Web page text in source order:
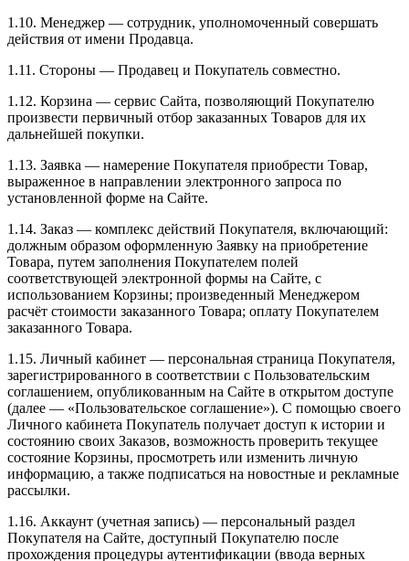
1.10. Менеджер — сотрудник, уполномоченный совершать
действия от имени Продавца.
1.11. Стороны — Продавец и Покупатель совместно.
1.12. Корзина — сервис Сайта, позволяющий Покупателю
произвести первичный отбор заказанных Товаров для их
дальнейшей покупки.
1.13. Заявка — намерение Покупателя приобрести Товар,
выраженное в направлении электронного запроса по
установленной форме на Сайте.
1.14. Заказ — комплекс действий Покупателя, включающий:
должным образом оформленную Заявку на приобретение
Товара, путем заполнения Покупателем полей
соответствующей электронной формы на Сайте, с
использованием Корзины; произведенный Менеджером
расчёт стоимости заказанного Товара; оплату Покупателем
заказанного Товара.
1.15. Личный кабинет — персональная страница Покупателя,
зарегистрированного в соответствии с Пользовательским
соглашением, опубликованным на Сайте в открытом доступе
(далее — «Пользовательское соглашение»). С помощью своего
Личного кабинета Покупатель получает доступ к истории и
состоянию своих Заказов, возможность проверить текущее
состояние Корзины, просмотреть или изменить личную
информацию, а также подписаться на новостные и рекламные
рассылки.
1.16. Аккаунт (учетная запись) — персональный раздел
Покупателя на Сайте, доступный Покупателю после
прохождения процедуры аутентификации (ввода верных